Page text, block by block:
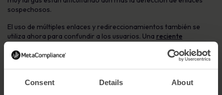
Consent Details About
sospechosos.
El uso de múltiples enlaces y redireccionamientos también se
utiliza ahora para confundir a los usuarios. Una reciente
a los usuarios a través de una serie de redireccionamientos,
terminando en una página reCaptcha de Google que finalmente
credenciales de
inicio de sesión.